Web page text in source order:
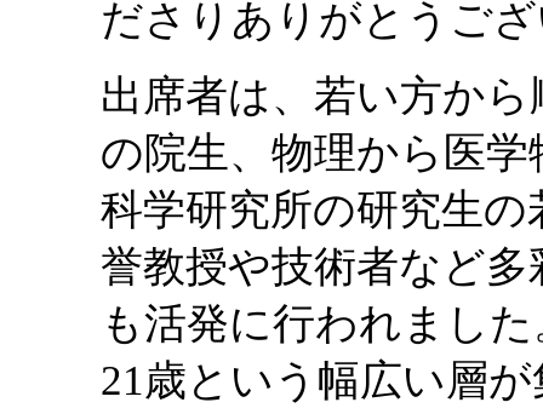
ださりありがとうご
出席者は、若い方か
の院生、物理から医
科学研究所の研究生
誉教授や技術者など
も活発に行われまし
21歳という幅広い層